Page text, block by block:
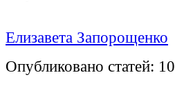
Елизавета Запорощенко
Опубликовано статей: 10